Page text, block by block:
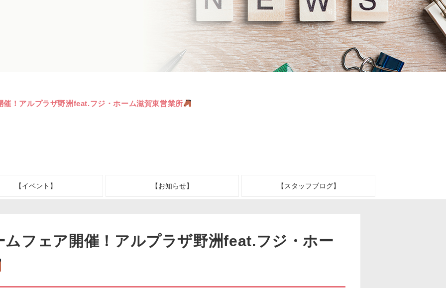
催！アルプラザ野洲feat.フジ・ホーム滋賀東営業所
【イベント】 【お知らせ】 【スタッフブログ】
ムフェア開催！アルプラザ野洲feat.フジ・ホー